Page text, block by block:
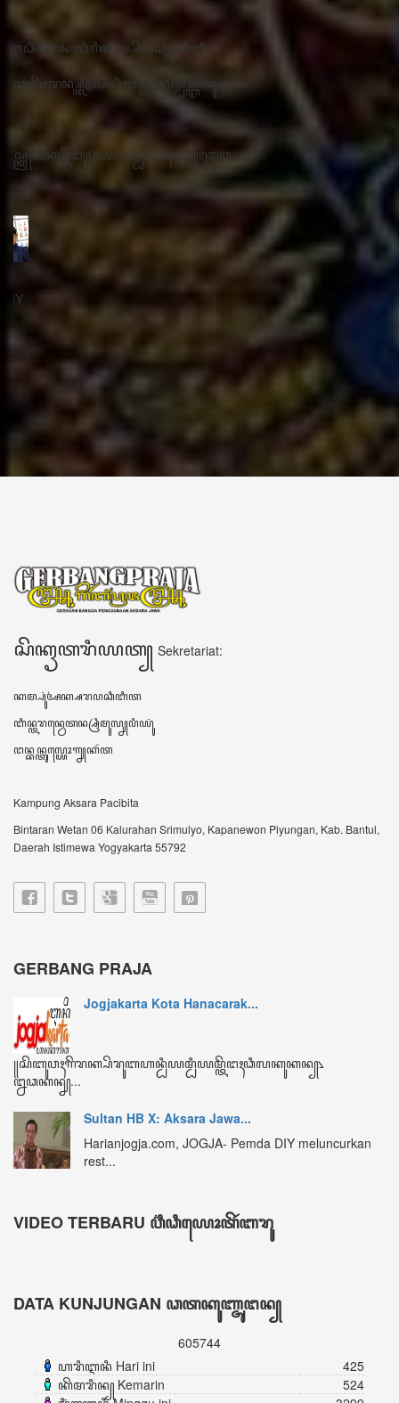
ꦱꦼꦏꦽꦠꦫꦶꦪꦠ꧀
ꦧꦶꦤ꧀ꦠꦫꦤ꧀ꦮꦺꦠꦤ꧀ꦱꦿꦶꦩꦸꦭ꧀ꦚꦥꦶꦪꦸꦁ
ꦔꦤ꧀ꦧꦤ꧀ꦠꦸꦭ꧀ꦪꦺꦴꦒ꧀ꦚꦏꦂꦠ
Bintaran Wetan 06 Kalurahan Srimulyo, Kapanewon Piyungan, Kab. Bantul,
Daerah Istimewa Yogyakarta 55792
GERBANG PRAJA
꧋ꦱꦼꦧꦸꦮꦃꦒꦼꦫꦏ꧀ꦥꦼꦫꦸꦧꦲꦤ꧀ꦝꦶꦪꦩ꧀ꦝꦶꦪꦩ꧀ꦠꦼꦔꦃꦣꦶꦭꦏꦸꦏꦤ꧀꧈
ꦊꦣꦏꦤ꧀ꦚ...
Sultan HB X: Aksara Jawa...
VIDEO TERBARU ꦮ꦳ꦶꦣꦶꦪꦺꦴꦠꦼꦂꦧꦫꦸ
ꦏꦼꦩꦫꦶꦤ꧀ Kemarin
ꦩꦶꦁꦒꦸꦆꦤꦶ Minggu ini
ꦧꦸꦭꦤ꧀ꦆꦤꦶ Bulan ini
ꦏꦼꦱꦼꦭꦸꦫꦸꦲꦤ꧀ Keseluruhan
605744